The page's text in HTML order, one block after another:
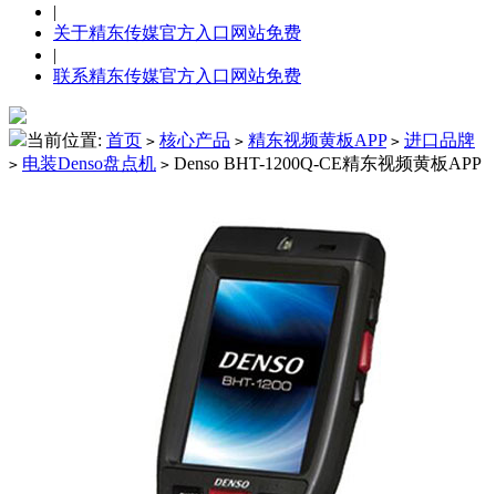
|
关于精东传媒官方入口网站免费
|
联系精东传媒官方入口网站免费
当前位置: 首页 > 核心产品 > 精东视频黄板APP > 进口品牌
> 电装Denso盘点机 > Denso BHT-1200Q-CE精东视频黄板APP